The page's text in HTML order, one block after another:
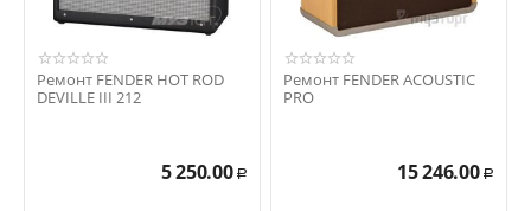
Ремонт FENDER HOT ROD
DEVILLE III 212
5 250.00 Р
Ремонт FENDER ACOUSTIC
PRO
15 246.00 Р